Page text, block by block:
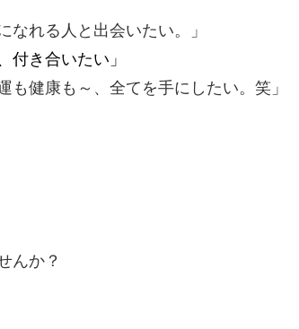
なれる人と出会いたい。」
付き合いたい」
も健康も～、全てを手にしたい。笑」
んか？